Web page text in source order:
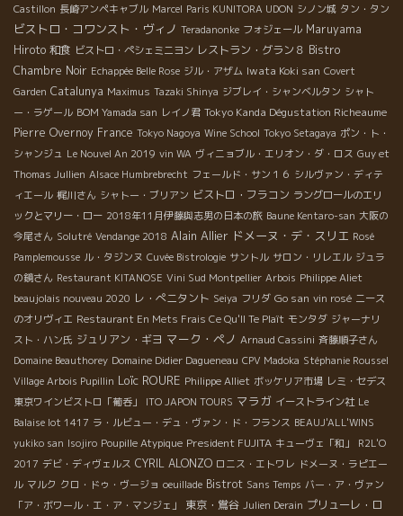
Castillon 長崎アンペキャブル Marcel Paris KUNITORA UDON シノン城 タン・タン
ビストロ・コワンスト・ヴィノ Teradanonke フォジェール Maruyama
Hiroto 和食 ビストロ・ペシェミニヨン レストラン・グラン８ Bistro
Chambre Noir Echappée Belle Rose ジル・アザム Iwata Koki san Covert
Garden Catalunya Maximus Tazaki Shinya ジブレイ・シャンベルタン シャト
ー・ラゲール BOM Yamada san レイノ君 Tokyo Kanda Dégustation Richeaume
Pierre Overnoy France Tokyo Nagoya Wine School Tokyo Setagaya ポン・ト・
シャンジュ Le Nouvel An 2019 vin WA ヴィニョブル・エリオン・ダ・ロス Guy et
Thomas Jullien Alsace Humbrebrecht フェールド・サン１６ シルヴァン・ディテ
ィエール 梶川さん シャトー・ブリアン ビストロ・フラコン ラングロールのエリ
ックとマリー・ロー 2018年11月伊藤與志男の日本の旅 Baune Kentaro-san 大阪の
今尾さん Solutré Vendange 2018 Alain Allier ドメーヌ・デ・スリエ Rosé
Pamplemousse ル・タジンヌ Cuvée Bistrologie サントル サロン・リレエル ジュラ
の鏡さん Restaurant KITANOSE Vini Sud Montpellier Arbois Philippe Aliet
beaujolais nouveau 2020 レ・ぺニタント Seiya フリダ Go san vin rosé ニース
のオリヴィエ Restaurant En Mets Frais Ce Qu'Il Te Plaît モンタダ ジャーナリ
スト・ハン氏 ジュリアン・ギヨ マーク・ペノ Arnaud Cassini 斉藤順子さん
Domaine Beauthorey Domaine Didier Dagueneau CPV Madoka Stéphanie Roussel
Village Arbois Pupillin Loïc ROURE Philippe Alliet ボッケリア市場 レミ・セデス
東京ワインビストロ「葡呑」
ITO JAPON TOURS マラガ イーストライン社 Le
Balaise lot 1417 ラ・ルビュー・デュ・ヴァン・ド・フランス BEAUJ'ALL'WINS
yukiko san Isojiro Poupille Atypique President FUJITA キューヴェ「和」
R2L'O
2017 デビ・ディヴェルス CYRIL ALONZO ロニス・エトワレ ドメーヌ・ラピエー
ル マルク クロ・ドゥ・ヴージョ oeuillade Bistrot Sans Temps バー・ア・ヴァン
「ア・ボワール・エ・ア・マンジェ」
東京・鴬谷 Julien Derain プリューレ・ロ